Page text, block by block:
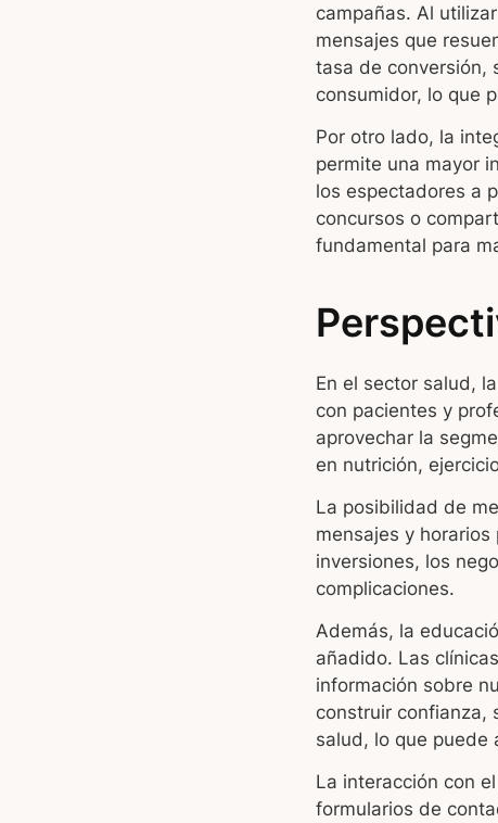
campañas. Al
mensajes que
tasa de conversión,
consumidor, lo que
Por otro lado, la
permite una mayor
los espectadores a
concursos o
fundamental para
En el sector salud,
con pacientes y
aprovechar la
en nutrición,
La posibilidad de
mensajes y
inversiones, los
complicaciones.
Además, la
añadido. Las
información sobre
construir confianza,
salud, lo que puede
La interacción con
formularios de